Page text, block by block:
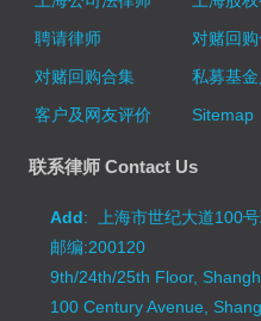
聘请律师
对赌回
对赌回购合集
私募基
客户及网友评价
Sitemap
联系律师 Contact Us
Add: 上海市世纪大道100
邮编:200120
9th/24th/25th Floor,
100 Century Avenue,